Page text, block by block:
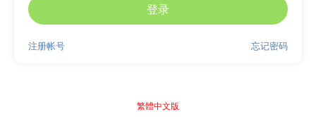
登录
忘记密码
注册帐号
繁體中文版